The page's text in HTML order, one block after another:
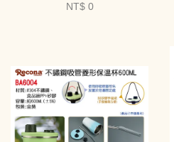
NT$ 0